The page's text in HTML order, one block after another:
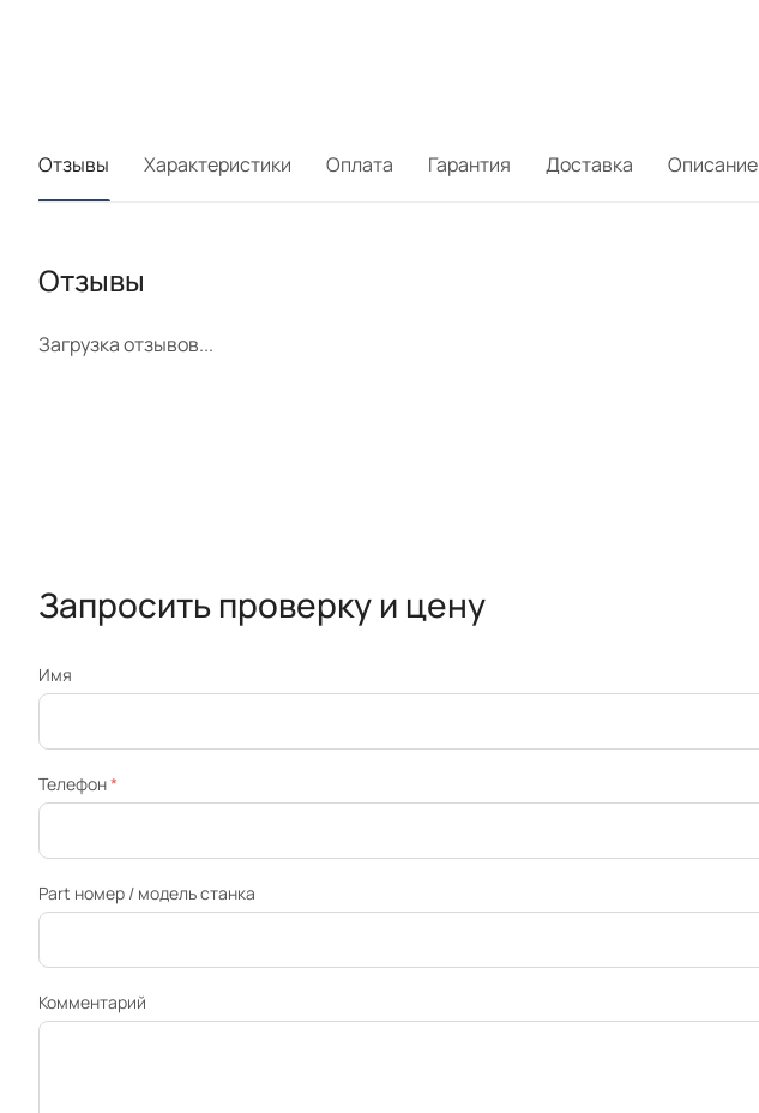
Отзывы Характеристики Оплата Гарантия Доставка Описание
Отзывы
Загрузка отзывов...
Запросить проверку и цену
Имя
Телефон*
Part номер / модель станка
Комментарий